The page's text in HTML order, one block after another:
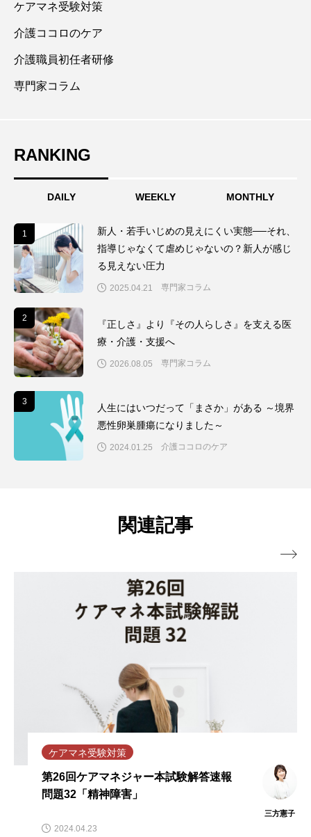
を超える。ポイントを絞った「分かりやすさ」重視で
視聴リピーターが多数存在する。
ケアマネ受験対策
介護ココロのケア
介護職員初任者研修
専門家コラム
RANKING
DAILY WEEKLY MONTHLY
1
新人・若手いじめの見えにくい実態──それ、
指導じゃなくて虐めじゃないの？新人が感じ
る見えない圧力
2025.04.21 専門家コラム
2
『正しさ』より『その人らしさ』を支える医
療・介護・支援へ
2026.08.05 専門家コラム
3
人生にはいつだって「まさか」がある ～境界
悪性卵巣腫瘍になりました～
2024.01.25 介護ココロのケア
関連記事
ケアマネ受験対策
第26回ケアマネジャー本試験解答速報
問題32「精神障害」
三方憲子
2024.04.23
